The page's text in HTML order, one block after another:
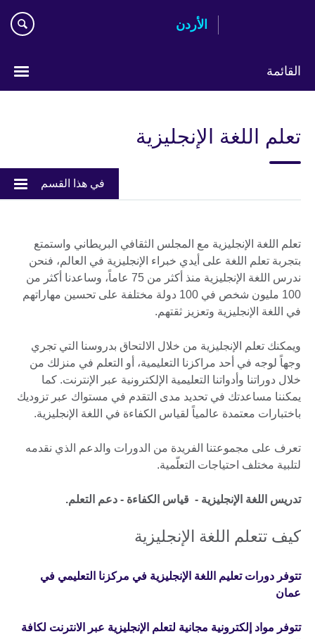
الأردن
القائمة
تعلم اللغة الإنجليزية
في هذا القسم
تعلم اللغة الإنجليزية مع المجلس الثقافي البريطاني واستمتع
بتجربة تعلم اللغة على أيدي خبراء الإنجليزية في العالم، فنحن
ندرس اللغة الإنجليزية منذ أكثر من 75 عاماً، وساعدنا أكثر من
100 مليون شخص في 100 دولة مختلفة على تحسين مهاراتهم
في اللغة الإنجليزية وتعزيز ثقتهم.
ويمكنك تعلم الإنجليزية من خلال الالتحاق بدروسنا التي تجري
وجهاً لوجه في أحد مراكزنا التعليمية، أو التعلم في منزلك من
خلال دوراتنا وأدواتنا التعليمية الإلكترونية عبر الإنترنت. كما
يمكننا مساعدتك في تحديد مدى التقدم في مستواك عبر تزوديك
باختبارات معتمدة عالمياً لقياس الكفاءة في اللغة الإنجليزية.
تعرف على مجموعتنا الفريدة من الدورات والدعم الذي نقدمه
لتلبية مختلف احتياجات التعلّمية.
تدريس اللغة الإنجليزية - قياس الكفاءة - دعم التعلم.
كيف تتعلم اللغة الإنجليزية
تتوفر دورات تعليم اللغة الإنجليزية في مركزنا التعليمي في
عمان
تتوفر مواد إلكترونية مجانية لتعلم الإنجليزية عبر الانترنت لكافة